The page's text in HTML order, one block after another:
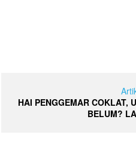
HAI PENGGEMAR COKLAT,
BELUM?